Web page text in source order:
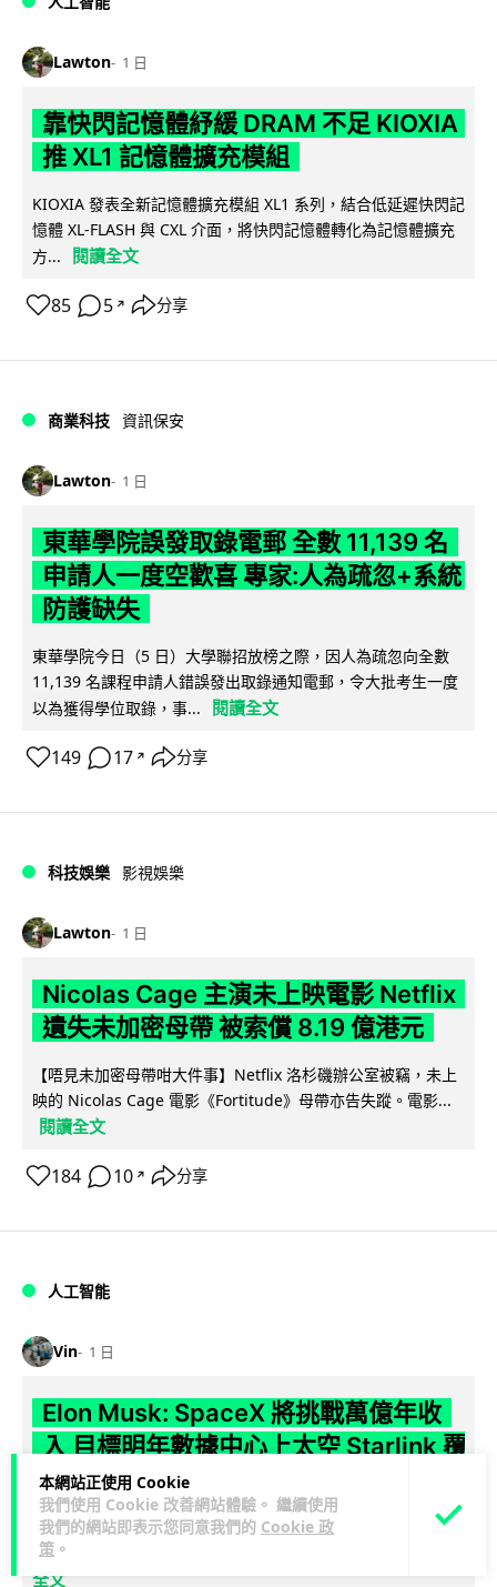
本網站正使用 Cookie
我們使用 Cookie 改善網站體驗。 繼續使用
我們的網站即表示您同意我們的 Cookie 政
策 。
Lawton 1 日
靠快閃記憶體紓緩 DRAM 不足 KIOXIA
推 XL1 記憶體擴充模組
KIOXIA 發表全新記憶體擴充模組 XL1 系列，結合低延遲快閃記
憶體 XL-FLASH 與 CXL 介面，將快閃記憶體轉化為記憶體擴充
方...
閱讀全文
85 5 ↗ 分享
商業科技 資訊保安
Lawton 1 日
東華學院誤發取錄電郵 全數 11,139 名
申請人一度空歡喜 專家:人為疏忽+系統
防護缺失
東華學院今日（5 日）大學聯招放榜之際，因人為疏忽向全數
11,139 名課程申請人錯誤發出取錄通知電郵，令大批考生一度
以為獲得學位取錄，事...
閱讀全文
149 17 ↗ 分享
科技娛樂 影視娛樂
Lawton 1 日
Nicolas Cage 主演未上映電影 Netflix
遺失未加密母帶 被索償 8.19 億港元
【唔見未加密母帶咁大件事】Netflix 洛杉磯辦公室被竊，未上
映的 Nicolas Cage 電影《Fortitude》母帶亦告失蹤。電影...
閱讀全文
184 10 ↗ 分享
人工智能
Vin 1 日
Elon Musk: SpaceX 將挑戰萬億年收
入 目標明年數據中心上太空 Starlink 覆
蓋全球170國
SpaceX 公佈最新第二季業績，受惠 Starlink 與 AI 業務帶動，
季度收入按年飆升 92% 至 78 億美元。行政總裁 Elon...
全文